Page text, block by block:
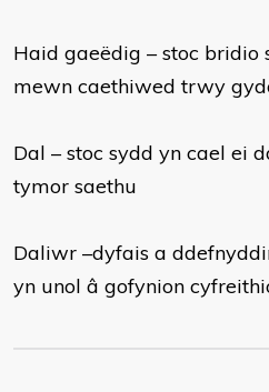
Haid gaeëdig – stoc bridio
mewn caethiwed trwy
Dal – stoc sydd yn cael ei
tymor saethu
Daliwr –dyfais a
yn unol â gofynion